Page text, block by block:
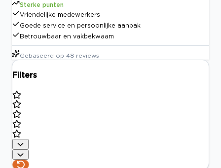
Sterke punten
Vriendelijke medewerkers
Goede service en persoonlijke aanpak
Betrouwbaar en vakbekwaam
Gebaseerd op 48 reviews
Filters